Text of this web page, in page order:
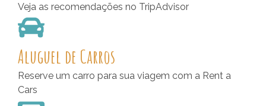
Veja as recomendações no TripAdvisor
Aluguel de Carros
Reserve um carro para sua viagem com a Rent a
Cars